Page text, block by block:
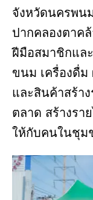
จังหวัดนครพน
ปากคลองตาค
ฝีมือสมาชิกแล
ขนม เครื่องดื่
และสินค้าสร้าง
ตลาด สร้างรา
ให้กับคนในชุม